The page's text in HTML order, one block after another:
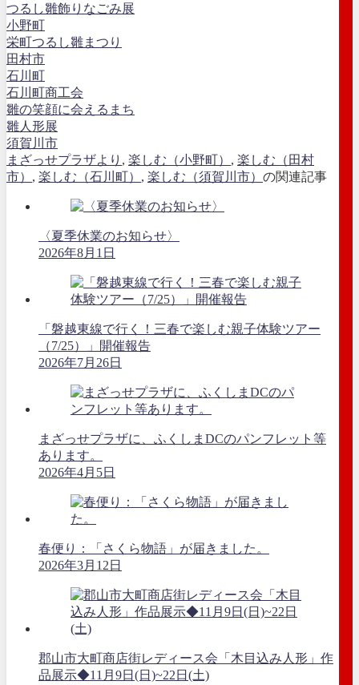
つるし雛飾りなごみ展
小野町
栄町つるし雛まつり
田村市
石川町
石川町商工会
雛の笑顔に会えるまち
雛人形展
須賀川市
まざっせプラザより , 楽しむ（小野町） , 楽しむ（田村
市） , 楽しむ（石川町） , 楽しむ（須賀川市） の関連記事
〈夏季休業のお知らせ〉
2026年8月1日
「磐越東線で行く！三春で楽しむ親子体験ツアー
（7/25）」開催報告
2026年7月26日
まざっせプラザに、ふくしまDCのパンフレット等
あります。
2026年4月5日
春便り：「さくら物語」が届きました。
2026年3月12日
郡山市大町商店街レディース会「木目込み人形」作
品展示◆11月9日(日)~22日(土)